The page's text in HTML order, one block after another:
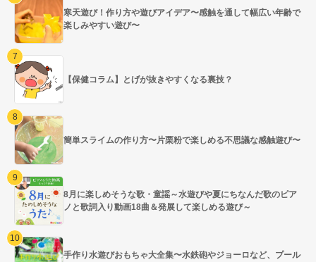
寒天遊び！作り方や遊びアイデア〜感触を通して幅広い年齢で
楽しみやすい遊び〜
【保健コラム】とげが抜きやすくなる裏技？
簡単スライムの作り方〜片栗粉で楽しめる不思議な感触遊び〜
8月に楽しめそうな歌・童謡～水遊びや夏にちなんだ歌のピア
ノと歌詞入り動画18曲＆発展して楽しめる遊び～
手作り水遊びおもちゃ大全集〜水鉄砲やジョーロなど、プール